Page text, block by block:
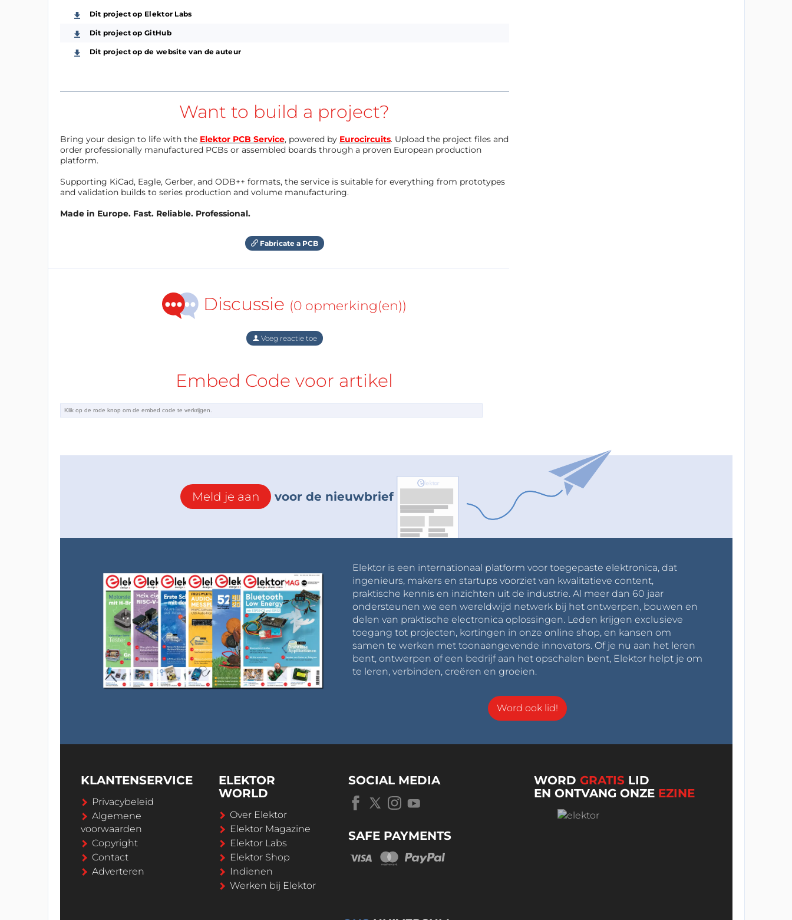
Dit project op Elektor Labs
Dit project op GitHub
Dit project op de website van de auteur
Want to build a project?
Bring your design to life with the Elektor PCB Service, powered by Eurocircuits. Upload the project files and
order professionally manufactured PCBs or assembled boards through a proven European production
platform.
Supporting KiCad, Eagle, Gerber, and ODB++ formats, the service is suitable for everything from prototypes
and validation builds to series production and volume manufacturing.
Made in Europe. Fast. Reliable. Professional.
Fabricate a PCB
Discussie (0 opmerking(en))
Voeg reactie toe
Embed Code voor artikel
Meld je aan voor de nieuwbrief
Elektor is een internationaal platform voor toegepaste elektronica, dat
ingenieurs, makers en startups voorziet van kwalitatieve content,
praktische kennis en inzichten uit de industrie. Al meer dan 60 jaar
ondersteunen we een wereldwijd netwerk bij het ontwerpen, bouwen en
delen van praktische electronica oplossingen. Leden krijgen exclusieve
toegang tot projecten, kortingen in onze online shop, en kansen om
samen te werken met toonaangevende innovators. Of je nu aan het leren
bent, ontwerpen of een bedrijf aan het opschalen bent, Elektor helpt je om
te leren, verbinden, creëren en groeien.
Word ook lid!
KLANTENSERVICE
Privacybeleid
Algemene
voorwaarden
Copyright
Contact
Adverteren
ELEKTOR
WORLD
Over Elektor
Elektor Magazine
Elektor Labs
Elektor Shop
Indienen
Werken bij Elektor
SOCIAL MEDIA
SAFE PAYMENTS
WORDGRATIS LID
EN ONTVANG ONZE EZINE